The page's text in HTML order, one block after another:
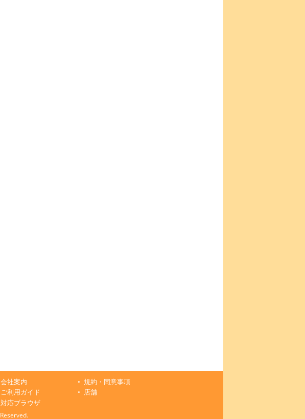
会社案内
規約・同意事項
ご利用ガイド
店舗
対応ブラウザ